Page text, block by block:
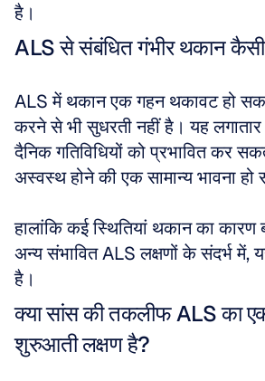
है।
ALS से संबंधित गंभीर थकान
ALS में थकान एक गहन थकावट हो
करने से भी सुधरती नहीं है। यह
दैनिक गतिविधियों को प्रभावित कर
अस्वस्थ होने की एक सामान्य भावना हो
हालांकि कई स्थितियां थकान का
अन्य संभावित ALS लक्षणों के संदर्भ में,
है।
क्या सांस की तकलीफ ALS का
शुरुआती लक्षण है?